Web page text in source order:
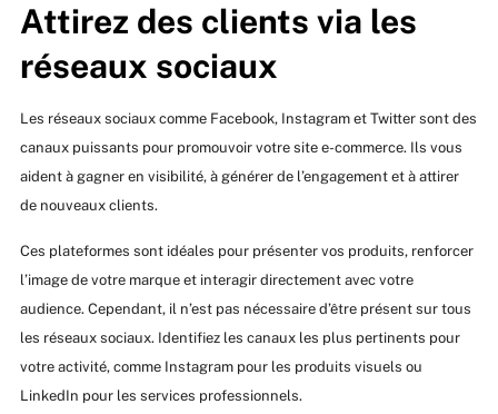
Attirez des clients via les
réseaux sociaux
Les réseaux sociaux comme Facebook, Instagram et Twitter sont des
canaux puissants pour promouvoir votre site e-commerce. Ils vous
aident à gagner en visibilité, à générer de l’engagement et à attirer
de nouveaux clients.
Ces plateformes sont idéales pour présenter vos produits, renforcer
l’image de votre marque et interagir directement avec votre
audience. Cependant, il n’est pas nécessaire d’être présent sur tous
les réseaux sociaux. Identifiez les canaux les plus pertinents pour
votre activité, comme Instagram pour les produits visuels ou
LinkedIn pour les services professionnels.